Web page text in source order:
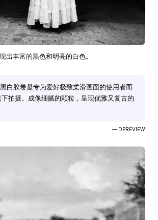
出丰富的黑色和明亮的白色。
白胶卷是专为爱好极致柔滑画面的使用者而
拍摄。成像细腻的颗粒，呈现优雅又复古的
— DPREVIEW